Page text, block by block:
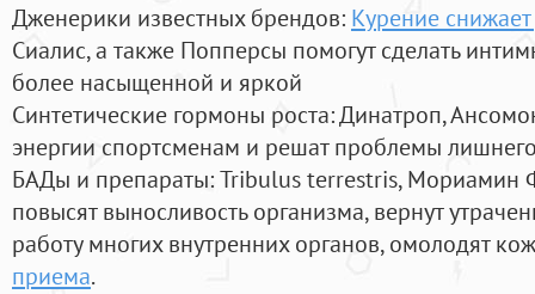
Дженерики известных брендов: Курение
Сиалис, а также Попперсы помогут сделать
более насыщенной и яркой
Синтетические гормоны роста: Динатроп,
энергии спортсменам и решат проблемы
БАДы и препараты:Tribulus terrestris, Мориамин
повысят выносливость организма, вернут
работу многих внутренних органов, омолодят
приема.